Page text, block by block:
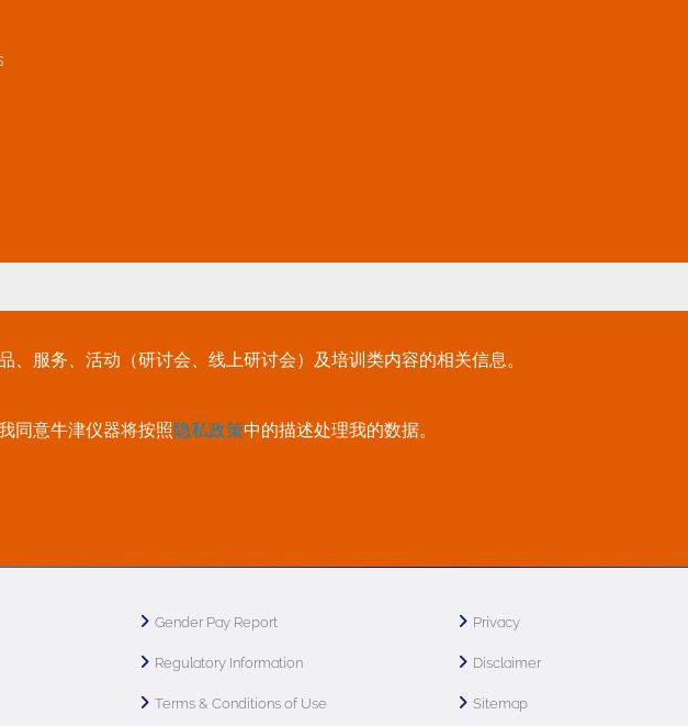
、服务、活动（研讨会、线上研讨会）及培训类内容的相关信息。
同意牛津仪器将按照隐私政策中的描述处理我的数据。
Gender Pay Report
Regulatory Information
Terms & Conditions of Use
Privacy
Disclaimer
Sitemap